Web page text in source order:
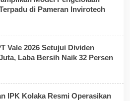
di Pameran Invirotech
Vale 2026 Setujui Dividen
Laba Bersih Naik 32 Persen
IPK Kolaka Resmi Operasikan